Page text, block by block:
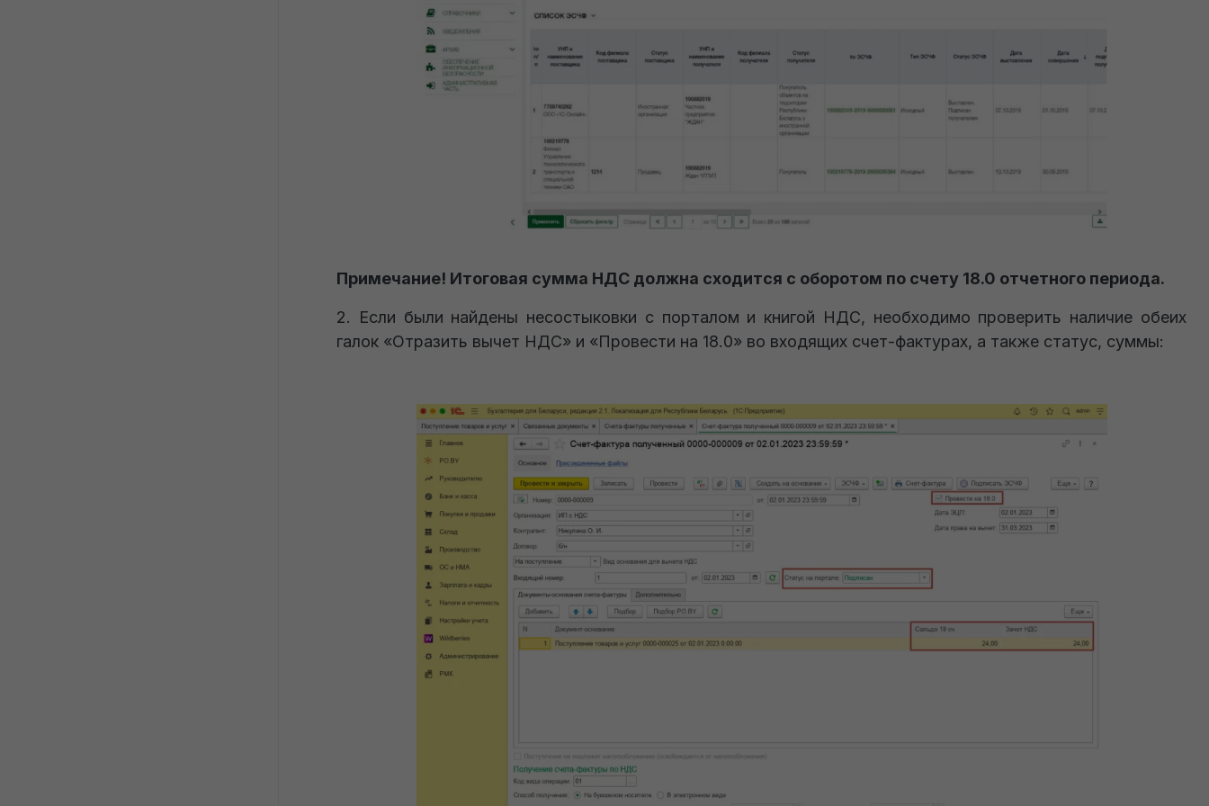
Примечание! Итоговая сумма НДС должна сходится с оборотом по счету 18.0 отчетного периода.
2. Если были найдены несостыковки с порталом и книгой НДС, необходимо проверить наличие обеих
галок «Отразить вычет НДС» и «Провести на 18.0» во входящих счет-фактурах, а также статус, суммы: